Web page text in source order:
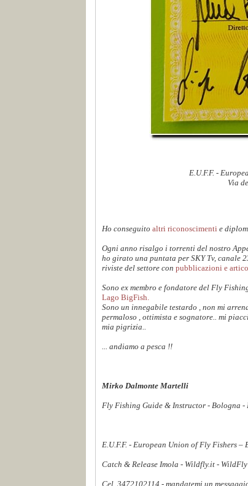
E.U.F.F. -
Via
Ho conseguito altri riconoscimenti e
Ogni anno risalgo i torrenti del nostro
ho girato una puntata per SKY Tv, canale
riviste del settore con pubblicazioni e
Sono ex membro e fondatore del Fly
Lago BigFish.
Sono un innegabile testardo , non mi
permaloso , ottimista e sognatore.. mi
mia pigrizia..
... andiamo a pesca !!
Mirko Dalmonte Martelli
Fly Fishing Guide & Instructor - Bologna -
E.U.F.F. - European Union of Fly Fishers –
Catch & Release Imola - Wildfly.it -
Cel. 3472102114 - mandatemi un